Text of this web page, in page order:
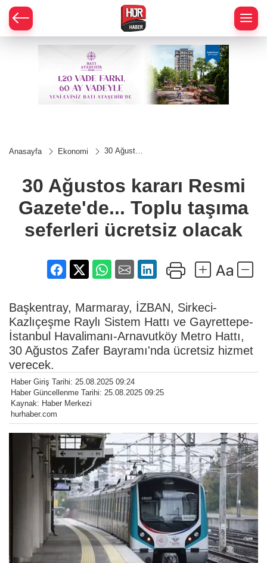
Anasayfa Ekonomi
30 Ağustos
Gazete'de...
Toplu
seferleri
ücretsiz
olacak
30 Ağustos kararı Resmi
Gazete'de... Toplu taşıma
seferleri ücretsiz olacak
Başkentray, Marmaray, İZBAN, Sirkeci-
Kazlıçeşme Raylı Sistem Hattı ve Gayrettepe-
İstanbul Havalimanı-Arnavutköy Metro Hattı,
30 Ağustos Zafer Bayramı'nda ücretsiz hizmet
verecek.
Haber Giriş Tarihi: 25.08.2025 09:24
Haber Güncellenme Tarihi: 25.08.2025 09:25
Kaynak: Haber Merkezi
hurhaber.com